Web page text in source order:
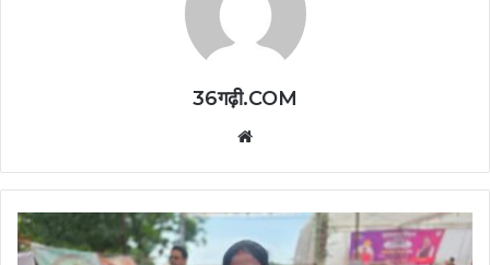
36गढ़ी.COM